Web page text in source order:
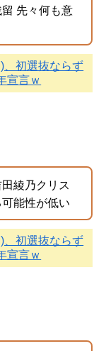
先々何も意
、初選抜ならず
宣言ｗ
綾乃クリス
能性が低い
、初選抜ならず
宣言ｗ